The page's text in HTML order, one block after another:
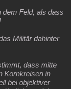
Feld, als dass
Militär dahinter
dass mitte
Kornkreisen in
bei objektiver